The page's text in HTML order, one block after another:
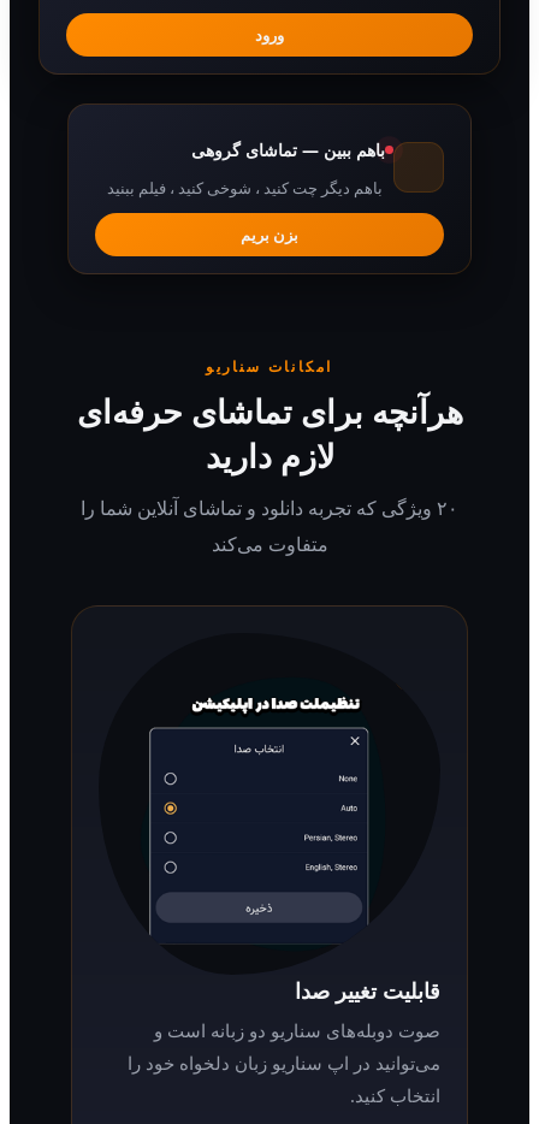
باهم ببین — تماشای گروهی
باهم دیگر چت کنید ، شوخی کنید ، فیلم ببنید
امکانات سناریو
برای تماشای حرفه‌ای
لازم دارید
۲۰ ویژگی که تجربه دانلود و تماشای آنلاین شما را
متفاوت می‌کند
قابلیت تغییر صدا
صوت دوبله‌های سناریو دو زبانه است و
می‌توانید در اپ سناریو زبان دلخواه خود را
انتخاب کنید.